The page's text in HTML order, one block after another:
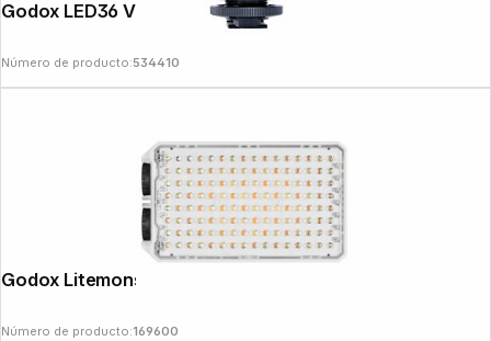
Godox LED36 Video Light
Número de producto:534410
Godox Litemons C30Bi
Número de producto:169600